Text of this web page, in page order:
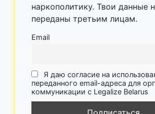
наркополитику. Твои данные
переданы третьим лицам.
Email
Я даю согласие на
переданного email-адреса для
коммуникации с Legalize Belarus